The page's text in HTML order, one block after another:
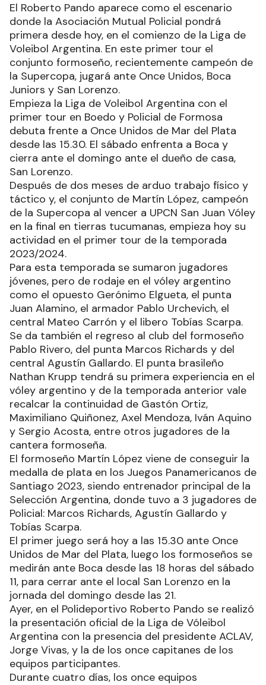
El Roberto Pando aparece como el escenario
donde la Asociación Mutual Policial pondrá
primera desde hoy, en el comienzo de la Liga de
Voleibol Argentina. En este primer tour el
conjunto formoseño, recientemente campeón de
la Supercopa, jugará ante Once Unidos, Boca
Juniors y San Lorenzo.
Empieza la Liga de Voleibol Argentina con el
primer tour en Boedo y Policial de Formosa
debuta frente a Once Unidos de Mar del Plata
desde las 15.30. El sábado enfrenta a Boca y
cierra ante el domingo ante el dueño de casa,
San Lorenzo.
Después de dos meses de arduo trabajo físico y
táctico y, el conjunto de Martín López, campeón
de la Supercopa al vencer a UPCN San Juan Vóley
en la final en tierras tucumanas, empieza hoy su
actividad en el primer tour de la temporada
2023/2024.
Para esta temporada se sumaron jugadores
jóvenes, pero de rodaje en el vóley argentino
como el opuesto Gerónimo Elgueta, el punta
Juan Alamino, el armador Pablo Urchevich, el
central Mateo Carrón y el libero Tobías Scarpa.
Se da también el regreso al club del formoseño
Pablo Rivero, del punta Marcos Richards y del
central Agustín Gallardo. El punta brasileño
Nathan Krupp tendrá su primera experiencia en el
vóley argentino y de la temporada anterior vale
recalcar la continuidad de Gastón Ortiz,
Maximiliano Quiñonez, Axel Mendoza, Iván Aquino
y Sergio Acosta, entre otros jugadores de la
cantera formoseña.
El formoseño Martín López viene de conseguir la
medalla de plata en los Juegos Panamericanos de
Santiago 2023, siendo entrenador principal de la
Selección Argentina, donde tuvo a 3 jugadores de
Policial: Marcos Richards, Agustín Gallardo y
Tobías Scarpa.
El primer juego será hoy a las 15.30 ante Once
Unidos de Mar del Plata, luego los formoseños se
medirán ante Boca desde las 18 horas del sábado
11, para cerrar ante el local San Lorenzo en la
jornada del domingo desde las 21.
Ayer, en el Polideportivo Roberto Pando se realizó
la presentación oficial de la Liga de Vóleibol
Argentina con la presencia del presidente ACLAV,
Jorge Vivas, y la de los once capitanes de los
equipos participantes.
Durante cuatro días, los once equipos